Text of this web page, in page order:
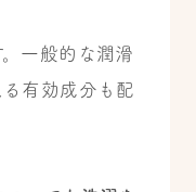
。一般的な潤滑
有効成分も配